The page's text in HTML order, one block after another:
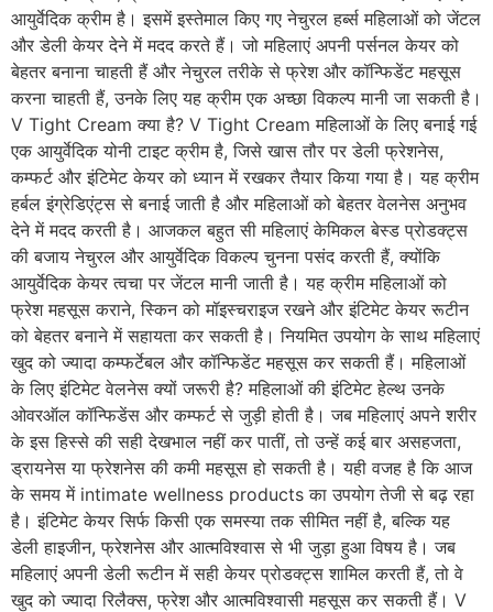
आयुर्वेदिक क्रीम है। इसमें इस्तेमाल किए गए नेचुरल हर्ब्स महिलाओं को जेंटल
और डेली केयर देने में मदद करते हैं। जो महिलाएं अपनी पर्सनल केयर को
बेहतर बनाना चाहती हैं और नेचुरल तरीके से फ्रेश और कॉन्फिडेंट महसूस
करना चाहती हैं, उनके लिए यह क्रीम एक अच्छा विकल्प मानी जा सकती है।
V Tight Cream क्या है? V Tight Cream महिलाओं के लिए बनाई गई
एक आयुर्वेदिक योनी टाइट क्रीम है, जिसे खास तौर पर डेली फ्रेशनेस,
कम्फर्ट और इंटिमेट केयर को ध्यान में रखकर तैयार किया गया है। यह क्रीम
हर्बल इंग्रेडिएंट्स से बनाई जाती है और महिलाओं को बेहतर वेलनेस अनुभव
देने में मदद करती है। आजकल बहुत सी महिलाएं केमिकल बेस्ड प्रोडक्ट्स
की बजाय नेचुरल और आयुर्वेदिक विकल्प चुनना पसंद करती हैं, क्योंकि
आयुर्वेदिक केयर त्वचा पर जेंटल मानी जाती है। यह क्रीम महिलाओं को
फ्रेश महसूस कराने, स्किन को मॉइस्चराइज रखने और इंटिमेट केयर रूटीन
को बेहतर बनाने में सहायता कर सकती है। नियमित उपयोग के साथ महिलाएं
खुद को ज्यादा कम्फर्टेबल और कॉन्फिडेंट महसूस कर सकती हैं। महिलाओं
के लिए इंटिमेट वेलनेस क्यों जरूरी है? महिलाओं की इंटिमेट हेल्थ उनके
ओवरऑल कॉन्फिडेंस और कम्फर्ट से जुड़ी होती है। जब महिलाएं अपने शरीर
के इस हिस्से की सही देखभाल नहीं कर पातीं, तो उन्हें कई बार असहजता,
ड्रायनेस या फ्रेशनेस की कमी महसूस हो सकती है। यही वजह है कि आज
के समय में intimate wellness products का उपयोग तेजी से बढ़ रहा
है। इंटिमेट केयर सिर्फ किसी एक समस्या तक सीमित नहीं है, बल्कि यह
डेली हाइजीन, फ्रेशनेस और आत्मविश्वास से भी जुड़ा हुआ विषय है। जब
महिलाएं अपनी डेली रूटीन में सही केयर प्रोडक्ट्स शामिल करती हैं, तो वे
खुद को ज्यादा रिलैक्स, फ्रेश और आत्मविश्वासी महसूस कर सकती हैं। V